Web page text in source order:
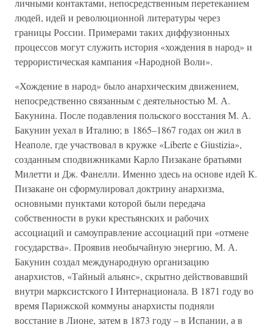
личными контактами, непосредственным перетеканием
людей, идей и революционной литературы через
границы России. Примерами таких диффузионных
процессов могут служить история «хождения в народ» и
террористическая кампания «Народной Воли».
«Хождение в народ» было анархическим движением,
непосредственно связанным с деятельностью М. А.
Бакунина. После подавления польского восстания М. А.
Бакунин уехал в Италию; в 1865–1867 годах он жил в
Неаполе, где участвовал в кружке «Liberte e Giustizia»,
созданным сподвижниками Карло Пизакане братьями
Милетти и Дж. Фанелли. Именно здесь на основе идей К.
Пизакане он сформулировал доктрину анархизма,
основными пунктами которой были передача
собственности в руки крестьянских и рабочих
ассоциаций и самоуправление ассоциаций при «отмене
государства». Проявив необычайную энергию, М. А.
Бакунин создал международную организацию
анархистов, «Тайный альянс», скрытно действовавший
внутри марксистского I Интернационала. В 1871 году во
время Парижской коммуны анархисты подняли
восстание в Лионе, затем в 1873 году – в Испании, а в